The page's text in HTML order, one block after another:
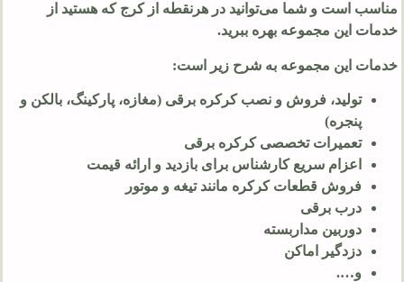
مناسب است و شما می‌توانید در هرنقطه از کرج که هستید از
خدمات این مجموعه بهره ببرید.
خدمات این مجموعه به شرح زیر است:
تولید، فروش و نصب کرکره برقی (مغازه، پارکینگ، بالکن و
پنجره)
تعمیرات تخصصی کرکره برقی
اعزام سریع کارشناس برای بازدید و ارائه قیمت
فروش قطعات کرکره مانند تیغه و موتور
درب برقی
دوربین مداربسته
دزدگیر اماکن
و….